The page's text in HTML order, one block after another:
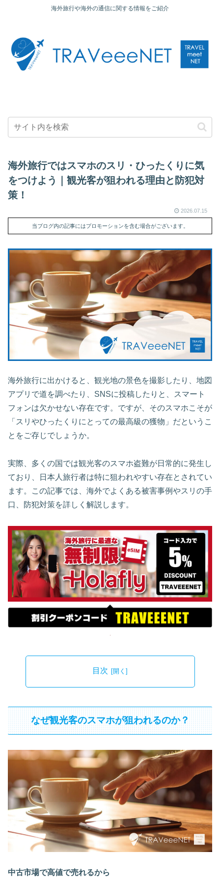
海外旅行や海外の通信に関する情報をご紹介
海外旅行ではスマホのスリ・ひったくりに気
をつけよう｜観光客が狙われる理由と防犯対
策！
2026.07.15
当ブログ内の記事にはプロモーションを含む場合がございます。
海外旅行に出かけると、観光地の景色を撮影したり、地図
アプリで道を調べたり、SNSに投稿したりと、スマート
フォンは欠かせない存在です。ですが、そのスマホこそが
「スリやひったくりにとっての最高級の獲物」だというこ
とをご存じでしょうか。
実際、多くの国では観光客のスマホ盗難が日常的に発生し
ており、日本人旅行者は特に狙われやすい存在とされてい
ます。この記事では、海外でよくある被害事例やスリの手
口、防犯対策を詳しく解説します。
目次
なぜ観光客のスマホが狙われるのか？
中古市場で高値で売れるから